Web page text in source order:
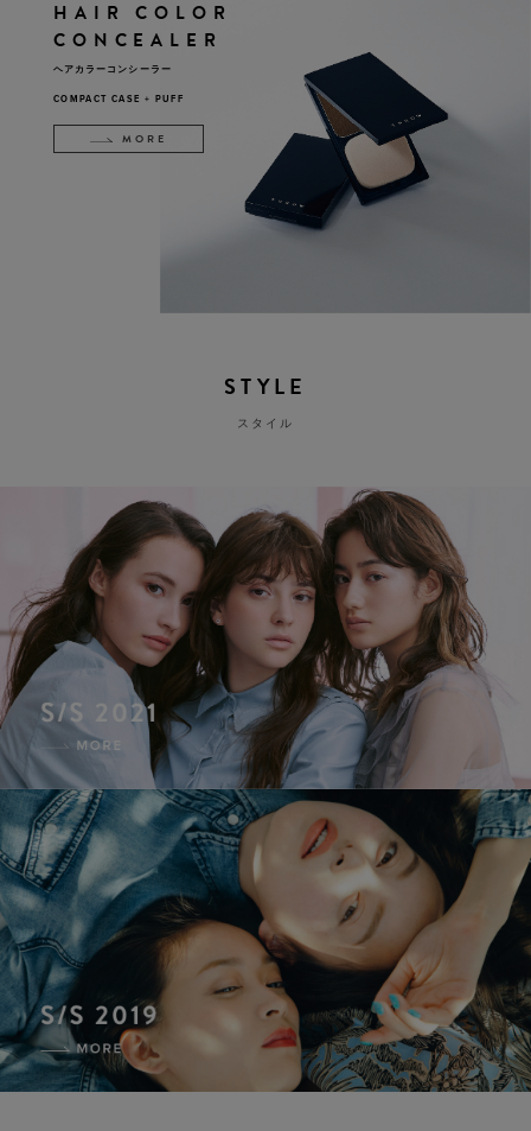
HAIR COLOR
CONCEALER
ヘアカラーコンシーラー
COMPACT CASE + PUFF
MORE
STYLE
スタイル